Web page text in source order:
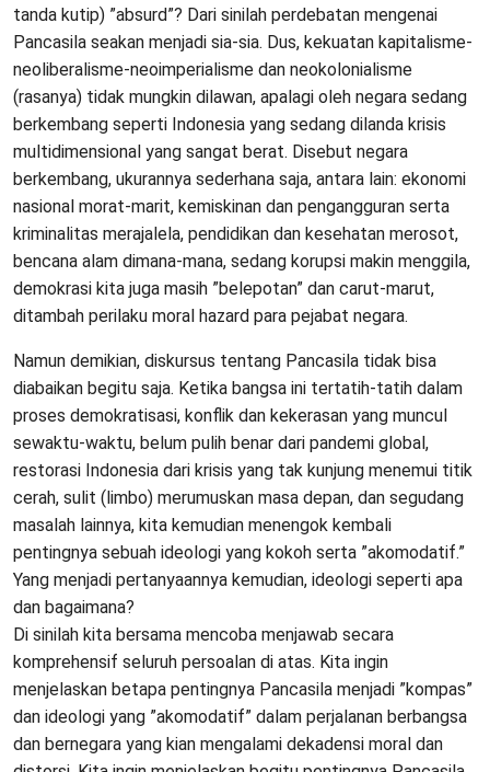
tanda kutip) ”absurd”? Dari sinilah perdebatan mengenai
Pancasila seakan menjadi sia-sia. Dus, kekuatan kapitalisme-
neoliberalisme-neoimperialisme dan neokolonialisme
(rasanya) tidak mungkin dilawan, apalagi oleh negara sedang
berkembang seperti Indonesia yang sedang dilanda krisis
multidimensional yang sangat berat. Disebut negara
berkembang, ukurannya sederhana saja, antara lain: ekonomi
nasional morat-marit, kemiskinan dan pengangguran serta
kriminalitas merajalela, pendidikan dan kesehatan merosot,
bencana alam dimana-mana, sedang korupsi makin menggila,
demokrasi kita juga masih ”belepotan” dan carut-marut,
ditambah perilaku moral hazard para pejabat negara.
Namun demikian, diskursus tentang Pancasila tidak bisa
diabaikan begitu saja. Ketika bangsa ini tertatih-tatih dalam
proses demokratisasi, konflik dan kekerasan yang muncul
sewaktu-waktu, belum pulih benar dari pandemi global,
restorasi Indonesia dari krisis yang tak kunjung menemui titik
cerah, sulit (limbo) merumuskan masa depan, dan segudang
masalah lainnya, kita kemudian menengok kembali
pentingnya sebuah ideologi yang kokoh serta ”akomodatif.”
Yang menjadi pertanyaannya kemudian, ideologi seperti apa
dan bagaimana?
Di sinilah kita bersama mencoba menjawab secara
komprehensif seluruh persoalan di atas. Kita ingin
menjelaskan betapa pentingnya Pancasila menjadi ”kompas”
dan ideologi yang ”akomodatif” dalam perjalanan berbangsa
dan bernegara yang kian mengalami dekadensi moral dan